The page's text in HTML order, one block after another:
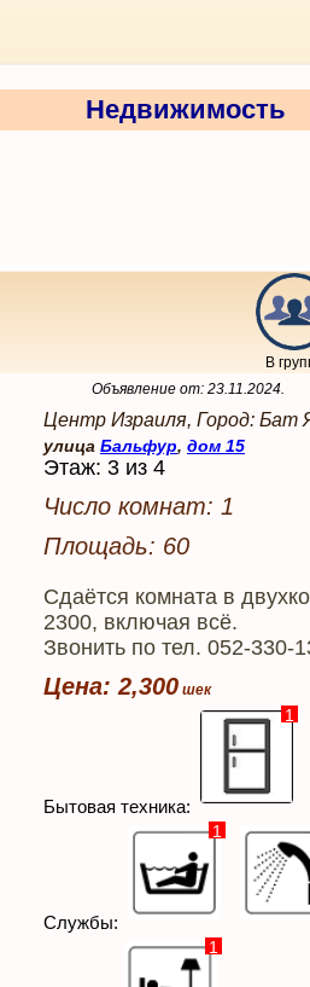
Недвижимость
В
Объявление от: 23.11.2024.
Центр Израиля, Город:
улица Бальфур, дом 15
Этаж: 3 из 4
Число комнат: 1
Площадь: 60
Сдаётся комната в
2300, включая всё.
Звонить по тел. 052-330-
Цена: 2,300
Бытовая техника:
1
Службы:
1
1